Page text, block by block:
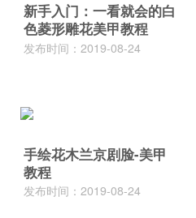
新手入门：一看就会的白
色菱形雕花美甲教程
发布时间：2019-08-24
手绘花木兰京剧脸-美甲
教程
发布时间：2019-08-24